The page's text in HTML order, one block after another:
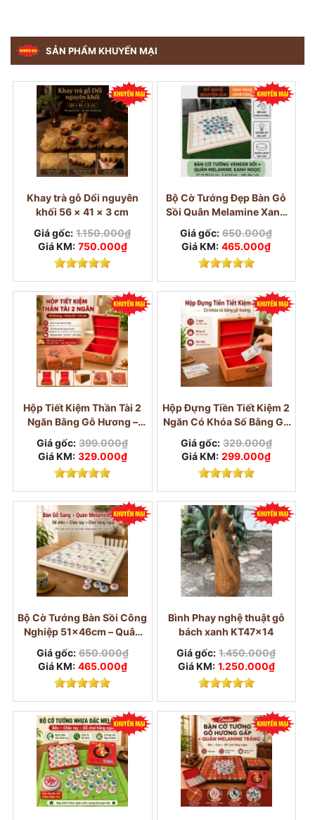
SẢN PHẨM KHUYẾN MẠI
Khay trà gỗ Dổi nguyên
khối 56 × 41 × 3 cm
Giá gốc: 1.150.000₫
Giá KM: 750.000₫
Bộ Cờ Tướng Đẹp Bàn Gỗ
Sồi Quân Melamine Xanh
Giá gốc: 650.000₫
Giá KM: 465.000₫
Hộp Tiết Kiệm Thần Tài 2
Ngăn Bằng Gỗ Hương –
Khóa Số Cỡ Lớn
Giá gốc: 399.000₫
Giá KM: 329.000₫
Hộp Đựng Tiền Tiết Kiệm 2
Ngăn Có Khóa Số Bằng Gỗ
Hương
Giá gốc: 329.000₫
Giá KM: 299.000₫
Bộ Cờ Tướng Bàn Sồi Công
Nghiệp 51×46cm – Quân
Melamine Trắng Ngọc
3,8cm
Giá gốc: 650.000₫
Giá KM: 465.000₫
Bình Phay nghệ thuật gỗ
bách xanh KT47x14
Giá gốc: 1.450.000₫
Giá KM: 1.250.000₫